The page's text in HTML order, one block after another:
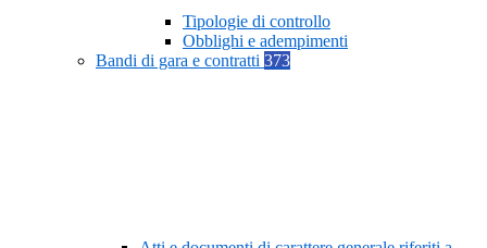
Tipologie di controllo
Obblighi e adempimenti
Bandi di gara e contratti 373